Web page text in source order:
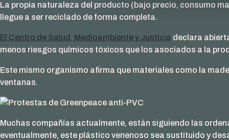
La propia naturaleza del producto (bajo precio, consumo
llegue a ser reciclado de forma completa.
El Centro de Salud, Medioambiente y Justicia declara
menos riesgos químicos tóxicos que los asociados a la
Este mismo organismo afirma que materiales como la
ventanas.
Muchas compañías actualmente, están siguiendo las
eventualmente, este plástico venenoso sea sustituido y